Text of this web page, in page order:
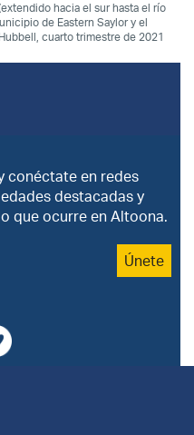
hacia el sur hasta el río
de Eastern Saylor y el
cuarto trimestre de 2021
conéctate en redes
destacadas y
que ocurre en Altoona.